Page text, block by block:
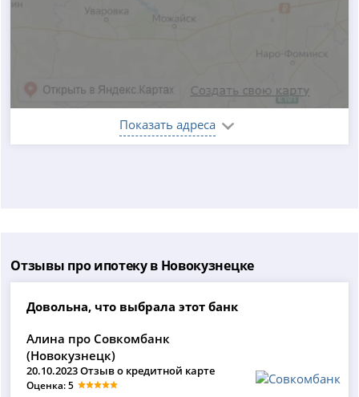
Показать адреса
Отзывы про ипотеку в Новокузнецке
Довольна, что выбрала этот банк
Алина про Совкомбанк
(Новокузнецк)
20.10.2023 Отзыв о кредитной карте
Оценка: 5